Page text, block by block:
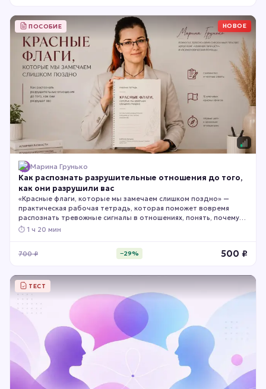
ПОСОБИЕ НОВОЕ
Марина Грунько
Как распознать разрушительные отношения до того,
как они разрушили вас
«Красные флаги, которые мы замечаем слишком поздно» —
практическая рабочая тетрадь, которая поможет вовремя
распознать тревожные сигналы в отношениях, понять, почему
мы часто их игнорируем, и честно оценить, насколько
⏱ 1 ч 20 мин
700₽ −29% 500 ₽
ТЕСТ